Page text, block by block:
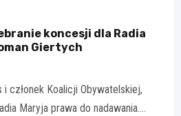
koncesji dla Radia
Giertych
i członek Koalicji Obywatelskiej,
Maryja prawa do nadawania.…